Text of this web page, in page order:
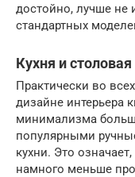
достойно, лучше не
стандартных
Кухня и столовая
Практически во
дизайне интерьера
минимализма
популярными
кухни. Это
намного меньше